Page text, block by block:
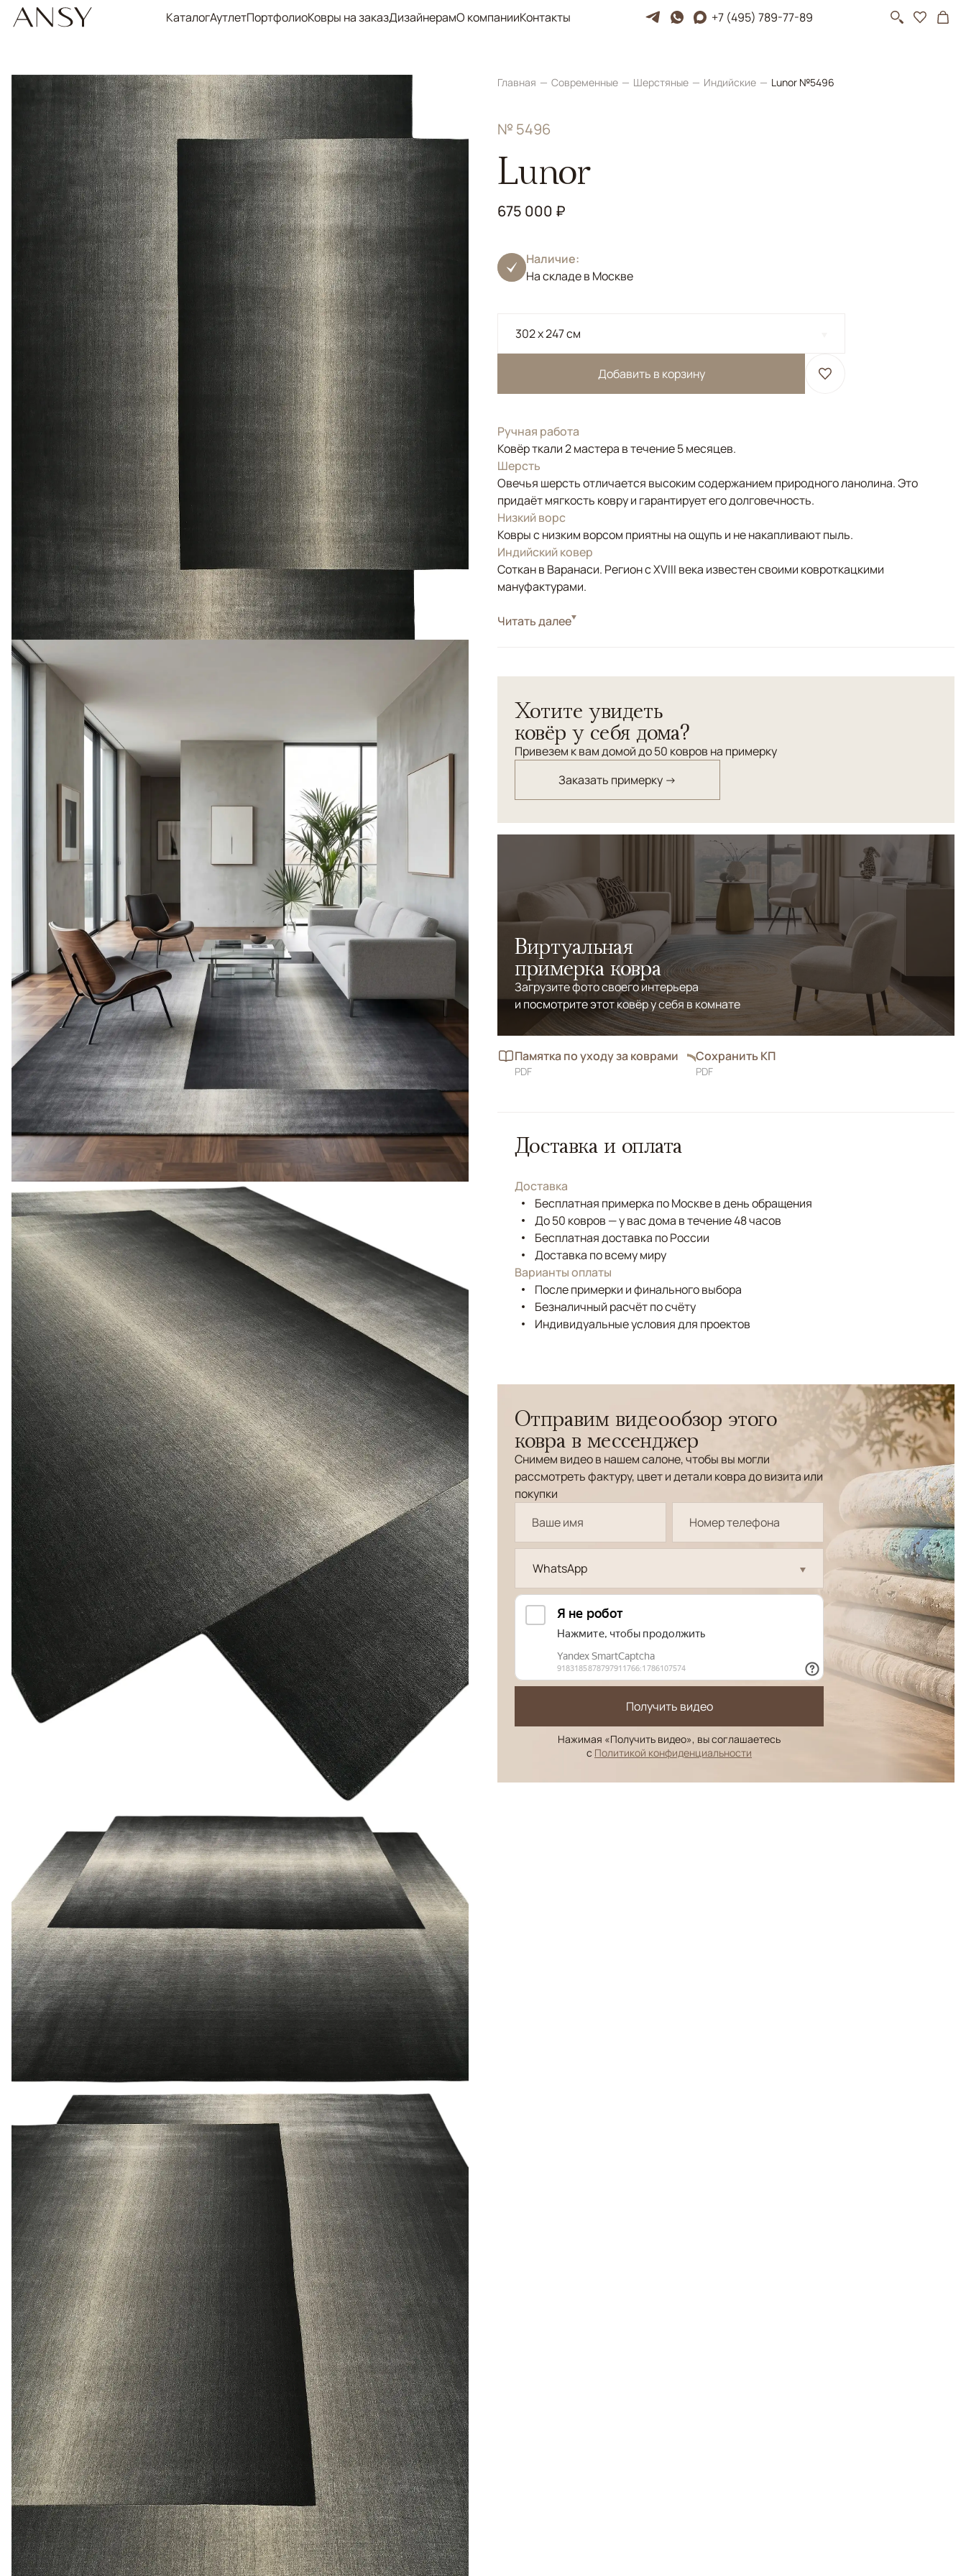
КаталогАутлетПортфолиоКовры на заказДизайнерамО компанииКонтакты +7 (495) 789-77-89
Главная Современные Шерстяные Индийские Lunor №5496
№ 5496
Lunor
675 000 ₽
Наличие:
На складе в Москве
302 x 247 см
Добавить в корзину
Ручная работа
Ковёр ткали 2 мастера в течение 5 месяцев.
Шерсть
Овечья шерсть отличается высоким содержанием природного ланолина. Это
придаёт мягкость ковру и гарантирует его долговечность.
Низкий ворс
Ковры с низким ворсом приятны на ощупь и не накапливают пыль.
Индийский ковер
Соткан в Варанаси. Регион с XVIII века известен своими ковроткацкими
мануфактурами.
СтильСовременные
темно-серого до светло-серого, создавая эффект глубины и изысканности. Его
нестандартная форма, сочетающая прямоугольники разных размеров, придает
этому ковру уникальность и современную эстетику, идеально вписываясь в
интерьеры, где ценится оригинальность и дизайн.
Читать далее
Хотите увидеть
ковёр у себя дома?
Привезем к вам домой до 50 ковров на примерку
Заказать примерку →
Виртуальная
примерка ковра
Загрузите фото своего интерьера
и посмотрите этот ковёр у себя в комнате
Памятка по уходу за коврами
PDF
Сохранить КП
PDF
Доставка и оплата
Доставка
Бесплатная примерка по Москве в день обращения
До 50 ковров — у вас дома в течение 48 часов
Бесплатная доставка по России
Доставка по всему миру
Варианты оплаты
После примерки и финального выбора
Безналичный расчёт по счёту
Индивидуальные условия для проектов
Отправим видеообзор этого
ковра в мессенджер
Снимем видео в нашем салоне, чтобы вы могли
рассмотреть фактуру, цвет и детали ковра до визита или
покупки
WhatsApp
Получить видео
Нажимая «Получить видео», вы соглашаетесь
с Политикой конфиденциальности